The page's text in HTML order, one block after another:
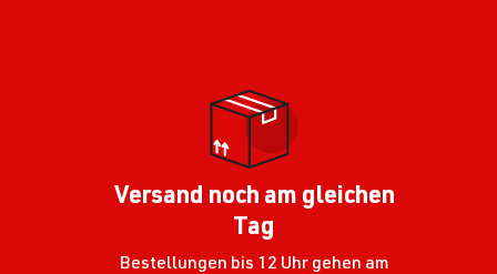
Versand noch am gleichen
Tag
Bestellungen bis 12 Uhr gehen am